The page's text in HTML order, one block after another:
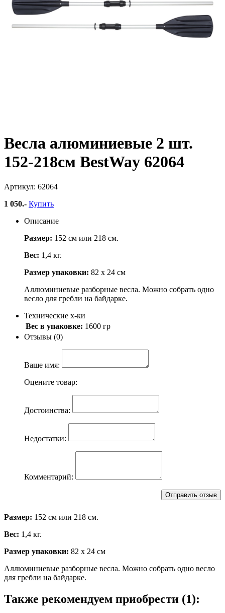
Весла алюминиевые 2 шт.
152-218см BestWay 62064
Артикул: 62064
1 050.- Купить
Описание
Размер: 152 см или 218 см.
Вес: 1,4 кг.
Размер упаковки: 82 х 24 см
Аллюминиевые разборные весла. Можно собрать одно
весло для гребли на байдарке.
Технические х-ки
Вес в упаковке: 1600 гр
Отзывы (0)
Ваше имя:
Оцените товар:
Достоинства:
Недостатки:
Комментарий:
Размер: 152 см или 218 см.
Вес: 1,4 кг.
Размер упаковки: 82 х 24 см
Аллюминиевые разборные весла. Можно собрать одно весло
для гребли на байдарке.
Также рекомендуем приобрести (1):